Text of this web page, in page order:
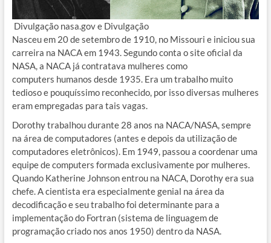
Divulgação nasa.gov e Divulgação
Nasceu em 20 de setembro de 1910, no Missouri e iniciou sua
carreira na NACA em 1943. Segundo conta o site oficial da
NASA, a NACA já contratava mulheres como
computers humanos desde 1935. Era um trabalho muito
tedioso e pouquíssimo reconhecido, por isso diversas mulheres
eram empregadas para tais vagas.
Dorothy trabalhou durante 28 anos na NACA/NASA, sempre
na área de computadores (antes e depois da utilização de
computadores eletrônicos). Em 1949, passou a coordenar uma
equipe de computers formada exclusivamente por mulheres.
Quando Katherine Johnson entrou na NACA, Dorothy era sua
chefe. A cientista era especialmente genial na área da
decodificação e seu trabalho foi determinante para a
implementação do Fortran (sistema de linguagem de
programação criado nos anos 1950) dentro da NASA.